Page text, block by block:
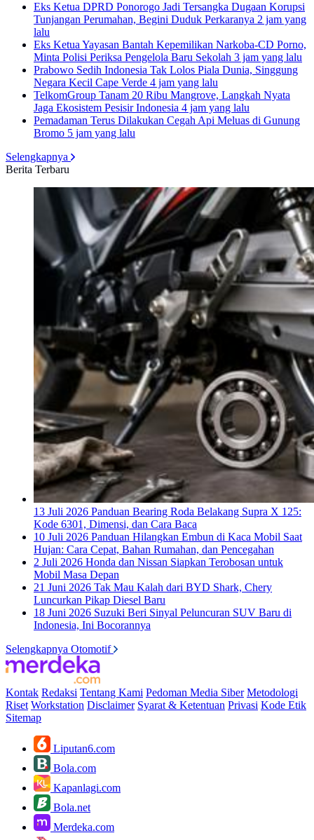
Eks Ketua DPRD Ponorogo Jadi Tersangka Dugaan Korupsi
Tunjangan Perumahan, Begini Duduk Perkaranya 2 jam yang
lalu
Eks Ketua Yayasan Bantah Kepemilikan Narkoba-CD Porno,
Minta Polisi Periksa Pengelola Baru Sekolah 3 jam yang lalu
Prabowo Sedih Indonesia Tak Lolos Piala Dunia, Singgung
Negara Kecil Cape Verde 4 jam yang lalu
TelkomGroup Tanam 20 Ribu Mangrove, Langkah Nyata
Jaga Ekosistem Pesisir Indonesia 4 jam yang lalu
Pemadaman Terus Dilakukan Cegah Api Meluas di Gunung
Bromo 5 jam yang lalu
Selengkapnya
Berita Terbaru
13 Juli 2026 Panduan Bearing Roda Belakang Supra X 125:
Kode 6301, Dimensi, dan Cara Baca
10 Juli 2026 Panduan Hilangkan Embun di Kaca Mobil Saat
Hujan: Cara Cepat, Bahan Rumahan, dan Pencegahan
2 Juli 2026 Honda dan Nissan Siapkan Terobosan untuk
Mobil Masa Depan
21 Juni 2026 Tak Mau Kalah dari BYD Shark, Chery
Luncurkan Pikap Diesel Baru
18 Juni 2026 Suzuki Beri Sinyal Peluncuran SUV Baru di
Indonesia, Ini Bocorannya
Selengkapnya Otomotif
Kontak Redaksi Tentang Kami Pedoman Media Siber Metodologi
Riset Workstation Disclaimer Syarat & Ketentuan Privasi Kode Etik
Sitemap
Liputan6.com
Bola.com
Kapanlagi.com
Bola.net
Merdeka.com